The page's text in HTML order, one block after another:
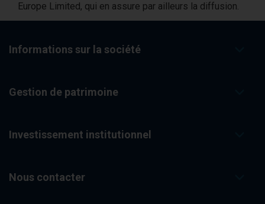
Europe Limited, qui en assure par ailleurs la diffusion.
Informations sur la société
Gestion de patrimoine
Investissement institutionnel
Nous contacter